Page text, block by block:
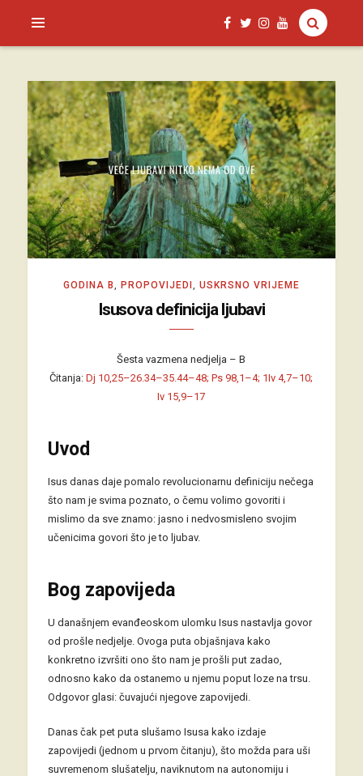
SAGUD.XYZ
GODINA B PROPOVIJEDI USKRSNO VRIJEME
Isusova definicija ljubavi
Šesta vazmena nedjelja – B
Čitanja:Dj 10,25–26.34–35.44–48; Ps 98,1–4; 1Iv 4,7–10;
Iv 15,9–17
Uvod
Isus danas daje pomalo revolucionarnu definiciju nečega
što nam je svima poznato, o čemu volimo govoriti i
mislimo da sve znamo: jasno i nedvosmisleno svojim
učenicima govori što je to ljubav.
Bog zapovijeda
U današnjem evanđeoskom ulomku Isus nastavlja govor
od prošle nedjelje. Ovoga puta objašnjava kako
konkretno izvršiti ono što nam je prošli put zadao,
odnosno kako da ostanemo u njemu poput loze na trsu.
Odgovor glasi: čuvajući njegove zapovijedi.
Danas čak pet puta slušamo Isusa kako izdaje
zapovijedi (jednom u prvom čitanju), što možda para uši
suvremenom slušatelju, naviknutom na autonomiju i